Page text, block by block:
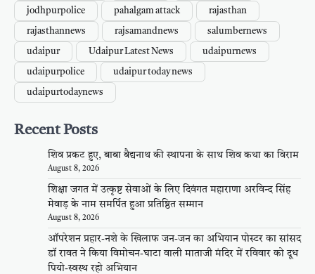
jodhpurpolice pahalgam attack rajasthan
rajasthannews rajsamandnews salumbernews
udaipur Udaipur Latest News udaipurnews
udaipurpolice udaipur today news
udaipurtodaynews
Recent Posts
शिव प्रकट हुए, बाबा बैद्यनाथ की स्थापना के साथ शिव कथा का विराम
August 8, 2026
शिक्षा जगत में उत्कृष्ट सेवाओं के लिए दिवंगत महाराणा अरविन्द सिंह
मेवाड़ के नाम समर्पित हुआ प्रतिष्ठित सम्मान
August 8, 2026
ऑपरेशन प्रहार-नशे के खिलाफ जन-जन का अभियान पोस्टर का सांसद
डॉ रावत ने किया विमोचन-घाटा वाली माताजी मंदिर में रविवार को दूध
पियो-स्वस्थ रहो अभियान